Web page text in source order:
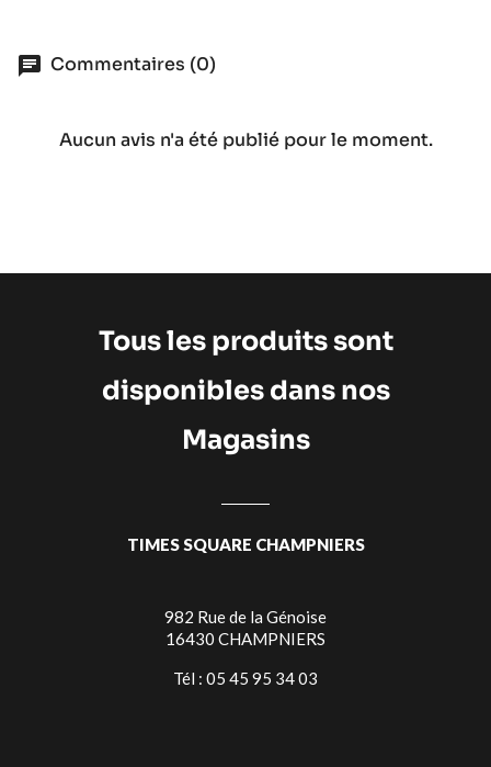
Commentaires (0)
Aucun avis n'a été publié pour le moment.
Tous les produits sont
disponibles dans nos
Magasins
TIMES SQUARE CHAMPNIERS
982 Rue de la Génoise
16430 CHAMPNIERS
Tél : 05 45 95 34 03